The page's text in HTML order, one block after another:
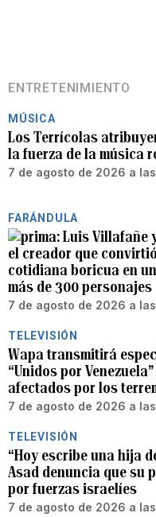
ENTRETENIMIENTO
MÚSICA
Los Terrícolas
la fuerza de la música
7 de agosto de 2026 a las
FARÁNDULA
Luis Villafañe
el creador que
cotidiana boricua en
más de 300 personajes
7 de agosto de 2026 a las
TELEVISIÓN
Wapa transmitirá
“Unidos por
afectados por los
7 de agosto de 2026 a
TELEVISIÓN
“Hoy escribe una hija
Asad denuncia que su
por fuerzas israelíes
7 de agosto de 2026 a